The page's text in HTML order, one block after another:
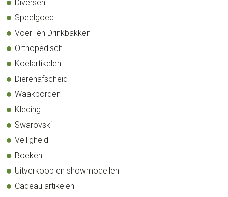
Diversen
Speelgoed
Voer- en Drinkbakken
Orthopedisch
Koelartikelen
Dierenafscheid
Waakborden
Kleding
Swarovski
Veiligheid
Boeken
Uitverkoop en showmodellen
Cadeau artikelen